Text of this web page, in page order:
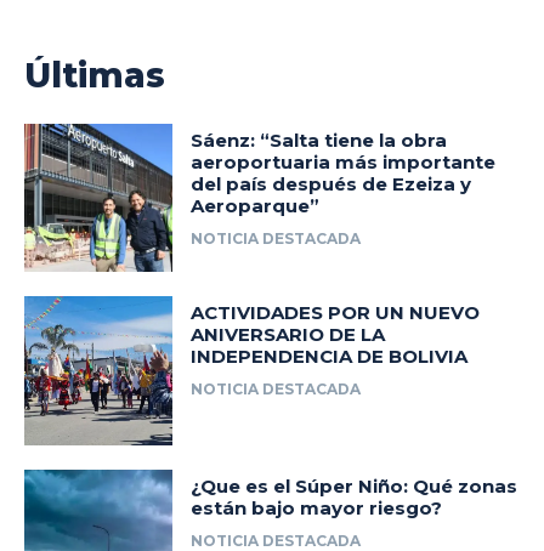
Últimas
Sáenz: “Salta tiene la obra
aeroportuaria más importante
del país después de Ezeiza y
Aeroparque”
NOTICIA DESTACADA
ACTIVIDADES POR UN NUEVO
ANIVERSARIO DE LA
INDEPENDENCIA DE BOLIVIA
NOTICIA DESTACADA
¿Que es el Súper Niño: Qué zonas
están bajo mayor riesgo?
NOTICIA DESTACADA